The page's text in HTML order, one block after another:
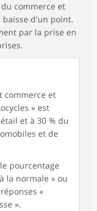
commerce et
d'un point.
par la prise en
commerce et
» est
et à 30 % du
et de
pourcentage
la normale » ou
«
».